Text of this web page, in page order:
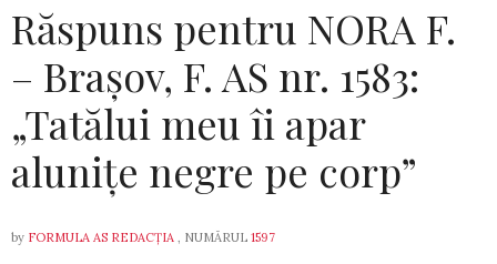
Răspuns pentru NORA F.
– Brașov, F. AS nr. 1583:
„Tatălui meu îi apar
alunițe negre pe corp”
by FORMULA AS REDACȚIA , NUMĂRUL 1597